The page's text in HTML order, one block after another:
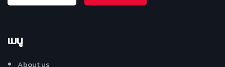
เมนู
About us